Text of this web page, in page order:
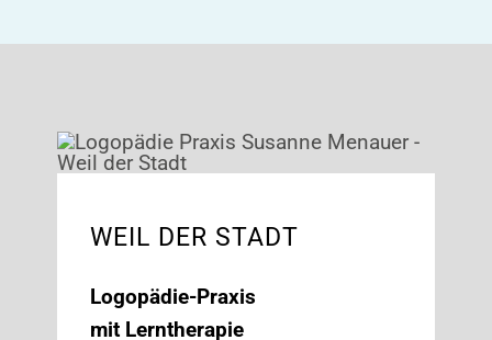
WEIL DER STADT
Logopädie-Praxis
mit Lerntherapie